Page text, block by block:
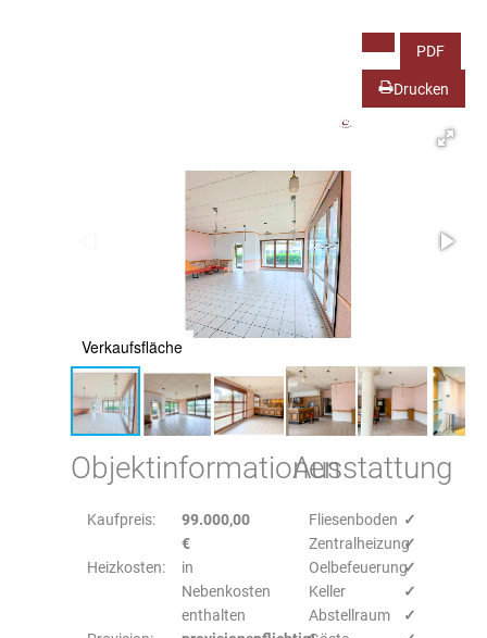
PDF
Drucken
Verkaufsfläche
Objektinformationen
Kaufpreis:
99.000,00
€
Heizkosten:
in
Nebenkosten
enthalten
Ausstattung
Fliesenboden ✓
Zentralheizung✓
Oelbefeuerung✓
Keller
✓
Abstellraum
✓